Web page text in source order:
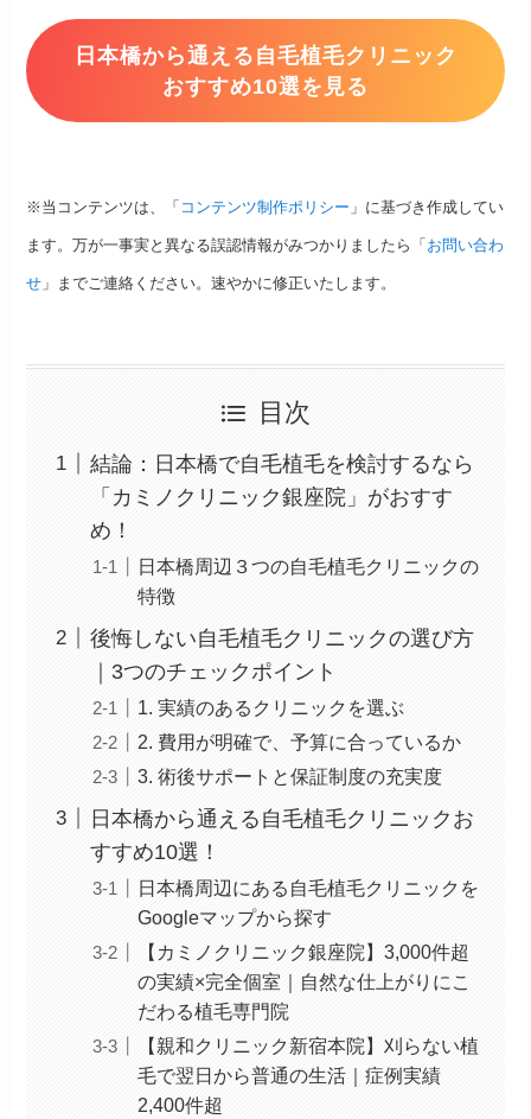
日本橋から通える自毛植毛クリニック
おすすめ10選を見る
※当コンテンツは、「 コンテンツ制作ポリシー 」に基づき作成してい
ます。万が一事実と異なる誤認情報がみつかりましたら「 お問い合わ
せ 」までご連絡ください。速やかに修正いたします。
目次
結論：日本橋で自毛植毛を検討するなら
「カミノクリニック銀座院」がおすす
め！
日本橋周辺３つの自毛植毛クリニックの
特徴
後悔しない自毛植毛クリニックの選び方
｜3つのチェックポイント
1. 実績のあるクリニックを選ぶ
2. 費用が明確で、予算に合っているか
3. 術後サポートと保証制度の充実度
日本橋から通える自毛植毛クリニックお
すすめ10選！
日本橋周辺にある自毛植毛クリニックを
Googleマップから探す
【カミノクリニック銀座院】3,000件超
の実績×完全個室｜自然な仕上がりにこ
だわる植毛専門院
【親和クリニック新宿本院】刈らない植
毛で翌日から普通の生活｜症例実績
2,400件超